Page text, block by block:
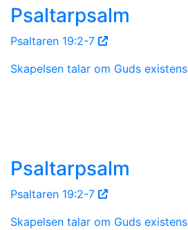
Psaltarpsalm
Psaltaren 19:2-7
Skapelsen talar om Guds existens
Psaltarpsalm
Psaltaren 19:2-7
Skapelsen talar om Guds existens